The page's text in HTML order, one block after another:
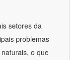
setores da
problemas
o que